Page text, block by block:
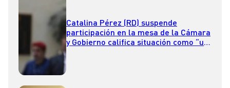
Catalina Pérez (RD) suspende
participación en la mesa de la Cámara
y Gobierno califica situación como “un